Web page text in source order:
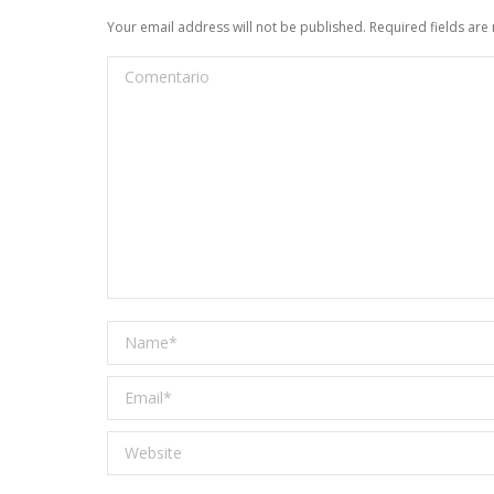
Your email address will not be published. Required fields are
Comentario
Name *
Email *
Website